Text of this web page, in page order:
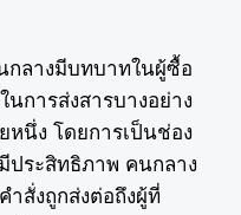
กลางมีบทบาทในผู้ซื้อ
การส่งสารบางอย่าง
หนึ่ง โดยการเป็นช่อง
ประสิทธิภาพ คนกลาง
สั่งถูกส่งต่อถึงผู้ที่